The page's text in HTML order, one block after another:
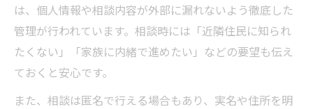
は、個人情報や相談内容が外部に漏れないよう徹底した
管理が行われています。相談時には「近隣住民に知られ
たくない」「家族に内緒で進めたい」などの要望も伝え
ておくと安心です。
また、相談は匿名で行える場合もあり、実名や住所を明